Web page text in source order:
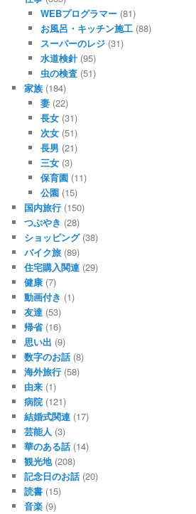
WEBプログラマー(81)
お風呂・キッチン施工(88)
スーパーのレジ(31)
水道検針(95)
虫の検査(51)
家族 (184)
妻(22)
長女(31)
次女(51)
長男 (21)
三女(3)
保育園(11)
公園(15)
国内旅行 (150)
つぶやき (28)
ショッピング(38)
バイク旅 (89)
住宅購入関連 (29)
健康 (7)
動画付き (1)
友達 (53)
帰省(16)
思い出 (9)
数字のお話 (8)
海外旅行 (58)
由来 (1)
病院 (121)
結婚式関連 (17)
芸能人 (3)
華のある話 (14)
観光地(208)
記念日のお話 (20)
読書 (15)
音楽 (9)